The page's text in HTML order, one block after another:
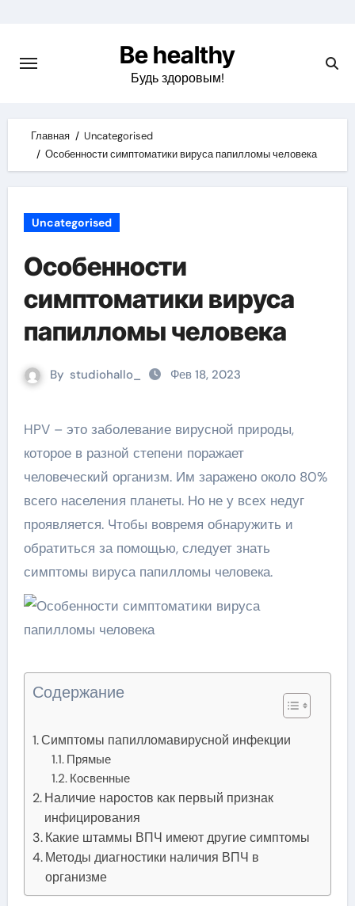
content
Be healthy
Будь здоровым!
Главная
Uncategorised
Особенности симптоматики вируса папилломы человека
Uncategorised
Особенности
симптоматики вируса
папилломы человека
By studiohallo_ Фев 18, 2023
HPV – это заболевание вирусной природы,
которое в разной степени поражает
человеческий организм. Им заражено около 80%
всего населения планеты. Но не у всех недуг
проявляется. Чтобы вовремя обнаружить и
обратиться за помощью, следует знать
симптомы вируса папилломы человека.
Содержание
Симптомы папилломавирусной инфекции
Прямые
Косвенные
Наличие наростов как первый признак
инфицирования
Какие штаммы ВПЧ имеют другие симптомы
Методы диагностики наличия ВПЧ в
организме